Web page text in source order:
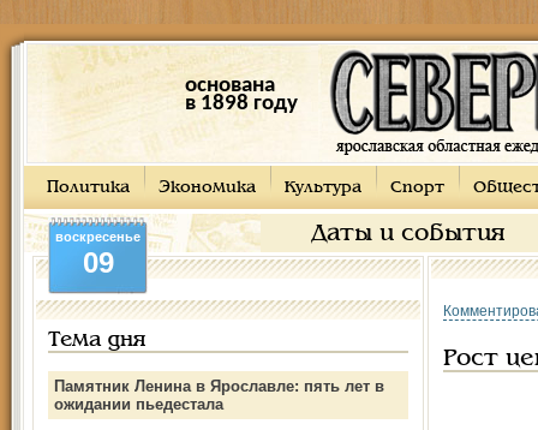
основана
в 1898 году
Политика Экономика Культура Спорт
Даты и события
воскресенье
09
Тема дня
Памятник Ленина в Ярославле: пять лет в
ожидании пьедестала
Рост